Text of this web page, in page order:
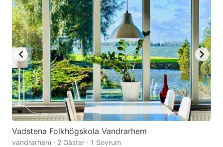
Vadstena Folkhögskola Vandrarhem
vandrarhem · 2 Gäster · 1 Sovrum